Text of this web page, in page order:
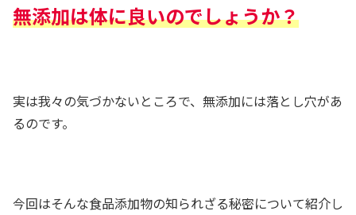
無添加は体に良いのでしょうか？
実は我々の気づかないところで、無添加には落とし穴があ
るのです。
今回はそんな食品添加物の知られざる秘密について紹介し